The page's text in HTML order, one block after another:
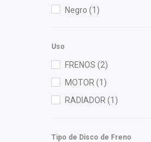
Negro (1)
Uso
FRENOS (2)
MOTOR (1)
RADIADOR (1)
Tipo de Disco de Freno